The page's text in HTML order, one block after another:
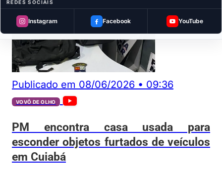
REDES SOCIAIS
Instagram Facebook YouTube
Publicado em 08/06/2026 • 09:36
VOVÔ DE OLHO
PM encontra casa usada para
esconder objetos furtados de veículos
em Cuiabá